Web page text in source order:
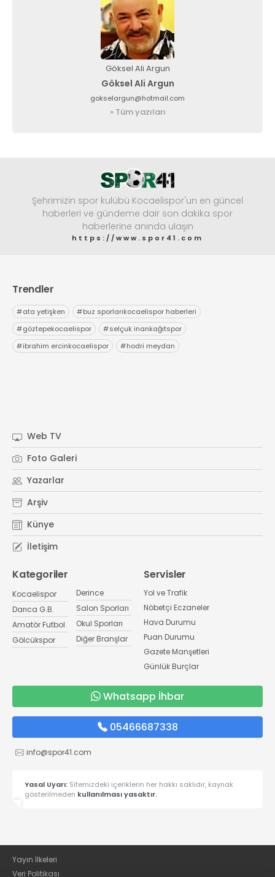
Göksel Ali Argun
Göksel Ali Argun
gokselargun@hotmail.com
» Tüm yazıları
Şehrimizin spor kulübü Kocaelispor'un en güncel
haberleri ve gündeme dair son dakika spor
haberlerine anında ulaşın
https://www.spor41.com
Trendler
#ata yetişken #buz sporlarıkocaelispor haberleri
#göztepekocaelispor #selçuk inankağıtspor
#ibrahim ercinkocaelispor #hodri meydan
Web TV
Foto Galeri
Yazarlar
Arşiv
Künye
İletişim
Kategoriler
Kocaelispor
Darıca G.B.
Amatör Futbol
Gölcükspor
Derince
Salon Sporları
Okul Sporları
Diğer Branşlar
Servisler
Yol ve Trafik
Nöbetçi Eczaneler
Hava Durumu
Puan Durumu
Gazete Manşetleri
Günlük Burçlar
Whatsapp İhbar
05466687338
info@spor41.com
Yasal Uyarı: Sitemizdeki içeriklerin her hakkı saklıdır, kaynak
gösterilmeden kullanılması yasaktır.
Yayın İlkeleri
Veri Politikası